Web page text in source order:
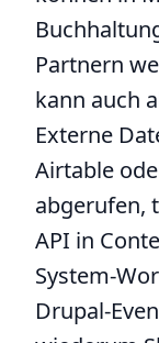
Partnern
kann auch
Externe
Airtable
abgerufen,
API in
System-
Drupal-